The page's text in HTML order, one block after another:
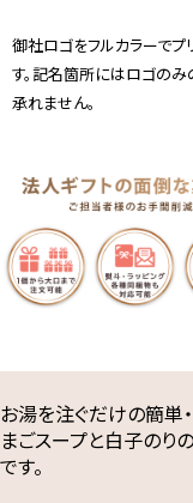
御社ロゴをフルカラーでプ
す。記名箇所にはロゴのみ
承れません。
お湯を注ぐだけの簡単
まごスープと白子のり
です。